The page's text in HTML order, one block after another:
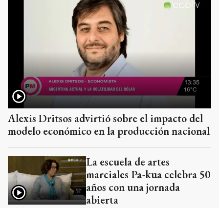
Alexis Dritsos advirtió sobre el impacto del
modelo económico en la producción nacional
La escuela de artes
marciales Pa-kua celebra 50
años con una jornada
abierta